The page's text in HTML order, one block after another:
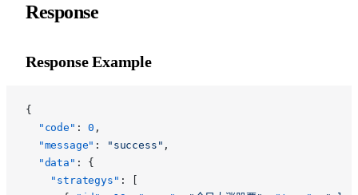
Response
Response Example
{
  "code"
: 0 ,
  "message"
: "success" ,
  "data"
: {
    "strategys"
: [